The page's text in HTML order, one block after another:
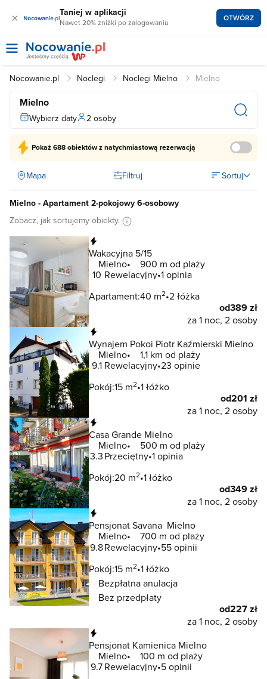
× Taniej w aplikacji
Nawet 20% zniżki po zalogowaniu OTWÓRZ
Nocowanie.pl Noclegi Noclegi Mielno Mielno
Mielno
Wybierz daty 2 osoby
Pokaż688 obiektówz natychmiastową rezerwacją
Mapa Filtruj Sortuj
Mielno - Apartament 2-pokojowy 6-osobowy
Zobacz, jak sortujemy obiekty.
Wakacyjna 5/15
Mielno
900 m od plaży
10 Rewelacyjny 1 opinia
Apartament:40 m2 2 łóżka
od389 zł
za 1 noc, 2 osoby
Wynajem Pokoi Piotr Kaźmierski Mielno
Mielno
1,1 km od plaży
9.1 Rewelacyjny 23 opinie
Pokój:15 m2 1 łóżko
od201 zł
za 1 noc, 2 osoby
Casa Grande Mielno
Mielno
500 m od plaży
3.3Przeciętny 1 opinia
Pokój:20 m2 1 łóżko
od349 zł
za 1 noc, 2 osoby
Pensjonat Savana Mielno
Mielno
700 m od plaży
9.8Rewelacyjny 55 opinii
Pokój:15 m2 1 łóżko
Bezpłatna anulacja
Bez przedpłaty
od227 zł
za 1 noc, 2 osoby
Pensjonat Kamienica Mielno
Mielno
100 m od plaży
9.7Rewelacyjny 5 opinii